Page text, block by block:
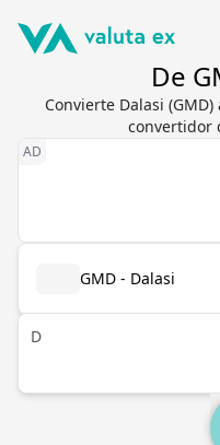
De
Convierte Dalasi
convertidor
GMD - Dalasi
D